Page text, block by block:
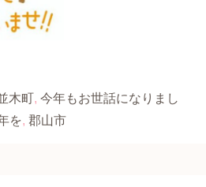
木町, 今年もお世話になりまし
を, 郡山市